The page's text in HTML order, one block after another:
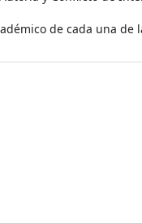
de cada una